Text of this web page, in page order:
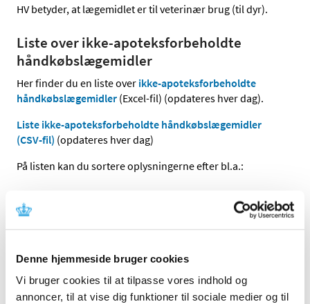
Denne hjemmeside bruger cookies
Vi bruger cookies til at tilpasse vores indhold og
annoncer, til at vise dig funktioner til sociale medier og til
HV betyder, at lægemidlet er til veterinær brug (til dyr).
Liste over ikke-apoteksforbeholdte
håndkøbslægemidler
Her finder du en liste over ikke-apoteksforbeholdte
håndkøbslægemidler (Excel-fil) (opdateres hver dag).
Liste ikke-apoteksforbeholdte håndkøbslægemidler
(CSV-fil) (opdateres hver dag)
På listen kan du sortere oplysningerne efter bl.a.:
Udleveringsgruppe (HF, HX, HX18 og HV)
Selvvalg.